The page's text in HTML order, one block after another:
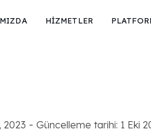
HİZMETLER
2023 - Güncelleme tarihi: 1 Eki